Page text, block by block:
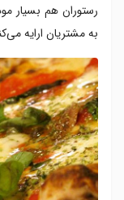
رستوران هم بسیار
به مشتریان ارایه